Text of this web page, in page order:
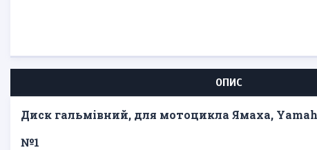
ОПИС
Диск гальмівний, для мотоцикла Ямаха,
№1